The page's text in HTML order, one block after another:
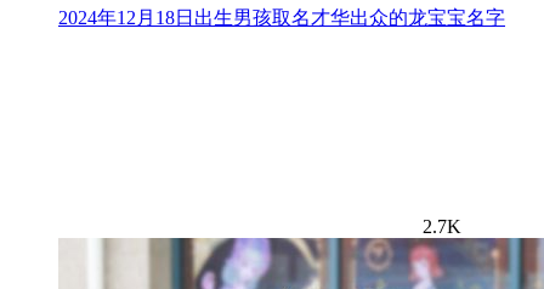
2024年12月18日出生男孩取名才华出众的龙宝宝名字
2.7K